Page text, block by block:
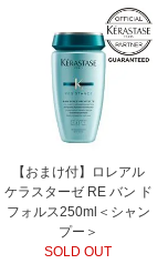
【おまけ付】ロレアル
ケラスターゼ RE バン ド
フォルス250ml＜シャン
プー＞
SOLD OUT